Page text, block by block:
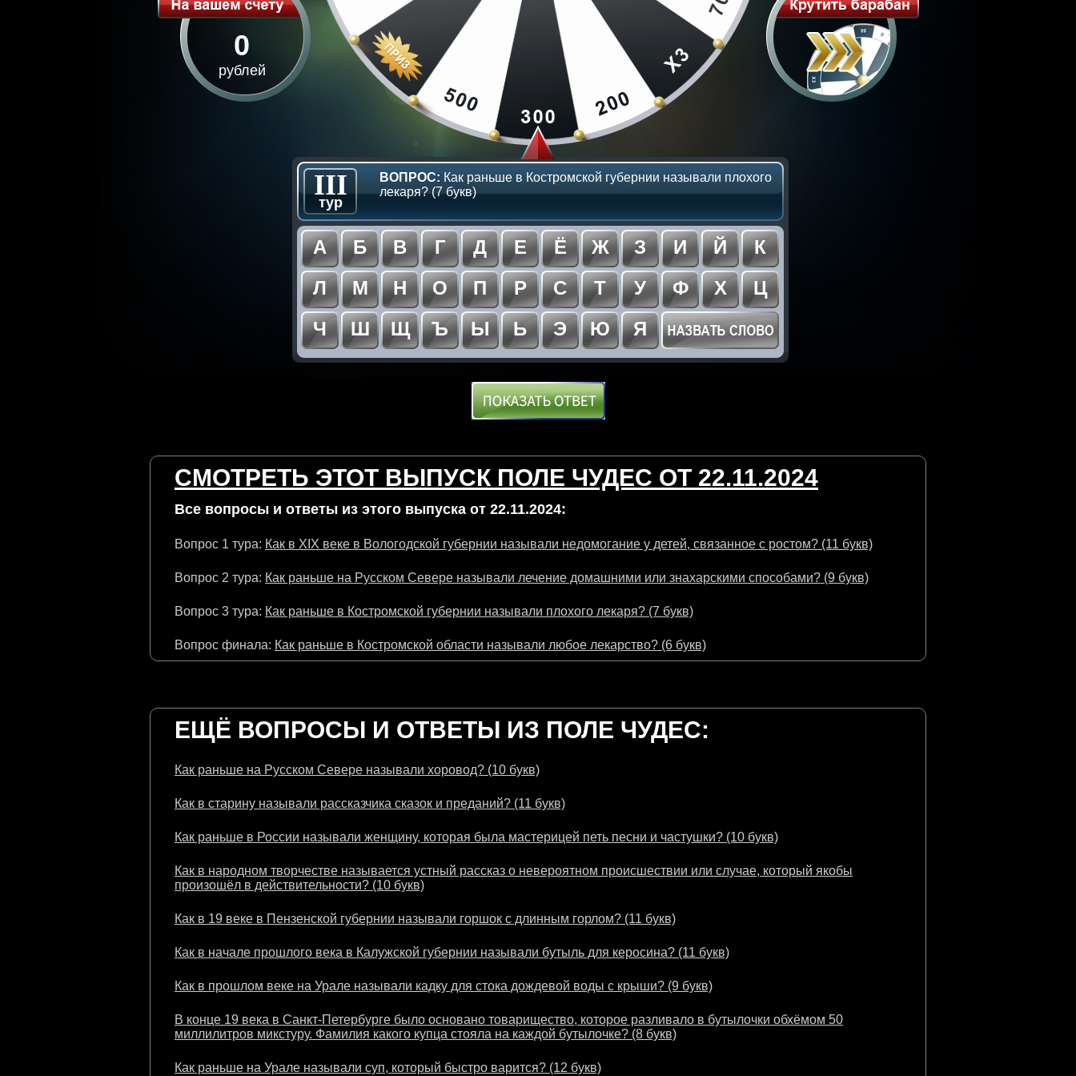
0
рублей
III
тур
ВОПРОС: Как раньше в Костромской губернии называли плохого
лекаря? (7 букв)
А Б В Г Д Е Ё Ж З И Й
К
Л
М Н О П Р С Т У Ф Х
Ц
Ч
Ш Щ Ъ Ы Ь Э Ю Я
СМОТРЕТЬ ЭТОТ ВЫПУСК ПОЛЕ ЧУДЕС ОТ 22.11.2024
Все вопросы и ответы из этого выпуска от 22.11.2024:
Вопрос 1 тура: Как в XIX веке в Вологодской губернии называли недомогание у детей, связанное с ростом? (11 букв)
Вопрос 2 тура: Как раньше на Русском Севере называли лечение домашними или знахарскими способами? (9 букв)
Вопрос 3 тура: Как раньше в Костромской губернии называли плохого лекаря? (7 букв)
Вопрос финала: Как раньше в Костромской области называли любое лекарство? (6 букв)
ЕЩЁ ВОПРОСЫ И ОТВЕТЫ ИЗ ПОЛЕ ЧУДЕС:
Как раньше на Русском Севере называли хоровод? (10 букв)
Как в старину называли рассказчика сказок и преданий? (11 букв)
Как раньше в России называли женщину, которая была мастерицей петь песни и частушки? (10 букв)
Как в народном творчестве называется устный рассказ о невероятном происшествии или случае, который якобы
произошёл в действительности? (10 букв)
Как в 19 веке в Пензенской губернии называли горшок с длинным горлом? (11 букв)
Как в начале прошлого века в Калужской губернии называли бутыль для керосина? (11 букв)
Как в прошлом веке на Урале называли кадку для стока дождевой воды с крыши? (9 букв)
В конце 19 века в Санкт-Петербурге было основано товарищество, которое разливало в бутылочки обхёмом 50
миллилитров микстуру. Фамилия какого купца стояла на каждой бутылочке? (8 букв)
Как раньше на Урале называли суп, который быстро варится? (12 букв)